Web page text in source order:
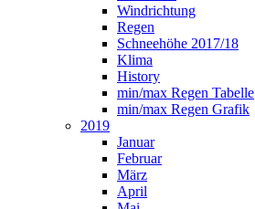
Windrichtung
Regen
Schneehöhe 2017/18
Klima
History
min/max Regen Tabelle
min/max Regen Grafik
2019
Januar
Februar
März
April